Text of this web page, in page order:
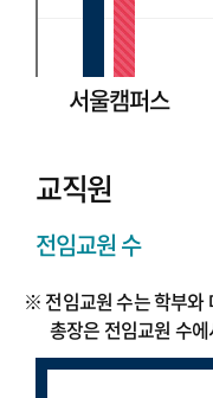
서울캠퍼스
교직원
전임교원 수
※ 전임교원 수는 학부와
총장은 전임교원 수